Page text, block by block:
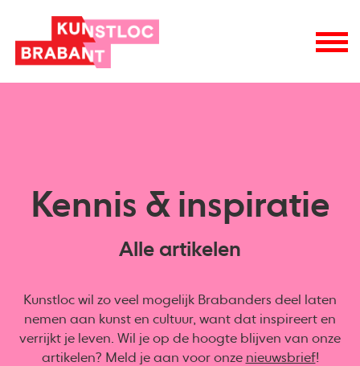
Kennis & inspiratie
Alle artikelen
Kunstloc wil zo veel mogelijk Brabanders deel laten
nemen aan kunst en cultuur, want dat inspireert en
verrijkt je leven. Wil je op de hoogte blijven van onze
artikelen? Meld je aan voor onze nieuwsbrief!